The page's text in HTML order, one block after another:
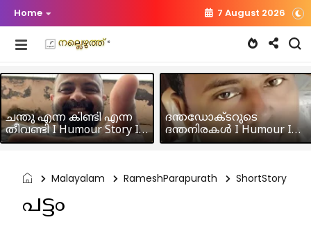
Home 7 August 2026
ചന്തു എന്ന കിണ്ടി എന്ന
തീവണ്ടി I Humour Story I
Rajeev Panicker
ദന്തഡോക്ടറുടെ
ദന്തനിരകൾ I Humour I
Hussain MK
Malayalam RameshParapurath ShortStory
പട്ടം